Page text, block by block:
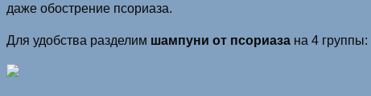
даже обострение псориаза.
Для удобства разделим шампуни от псориаза на 4 группы: